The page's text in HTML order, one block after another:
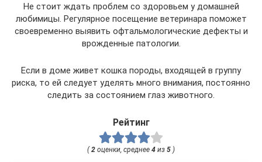
Не стоит ждать проблем со здоровьем у домашней
любимицы. Регулярное посещение ветеринара поможет
своевременно выявить офтальмологические дефекты и
врожденные патологии.
Если в доме живет кошка породы, входящей в группу
риска, то ей следует уделять много внимания, постоянно
следить за состоянием глаз животного.
Рейтинг
( 2 оценки, среднее 4 из 5 )